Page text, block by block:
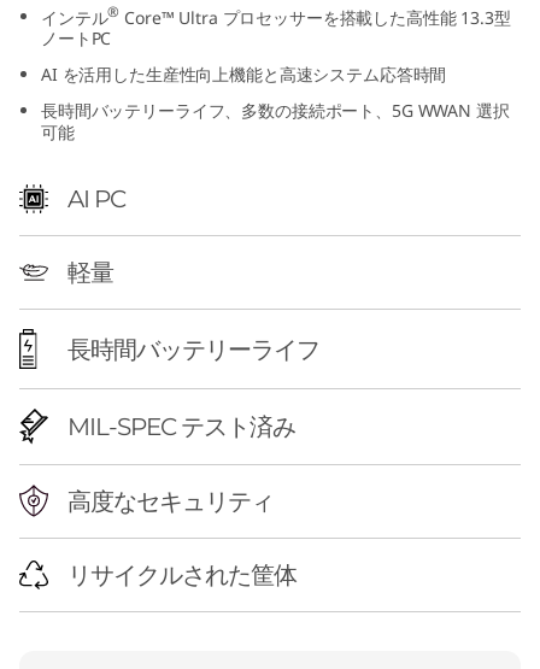
インテル® Core™ Ultra プロセッサーを搭載した高性能 13.3型
ノートPC
AI を活用した生産性向上機能と高速システム応答時間
長時間バッテリーライフ、多数の接続ポート、5G WWAN 選択
可能
AI PC
軽量
長時間バッテリーライフ
MIL-SPEC テスト済み
高度なセキュリティ
リサイクルされた筐体